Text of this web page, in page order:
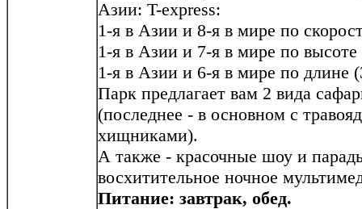
Азии: T-express:
1-я в Азии и 8-я в мире по
1-я в Азии и 7-я в мире по
1-я в Азии и 6-я в мире по длине
Парк предлагает вам 2 вида
(последнее - в основном с
хищниками).
А также - красочные шоу и
восхитительное ночное
Питание: завтрак, обед.